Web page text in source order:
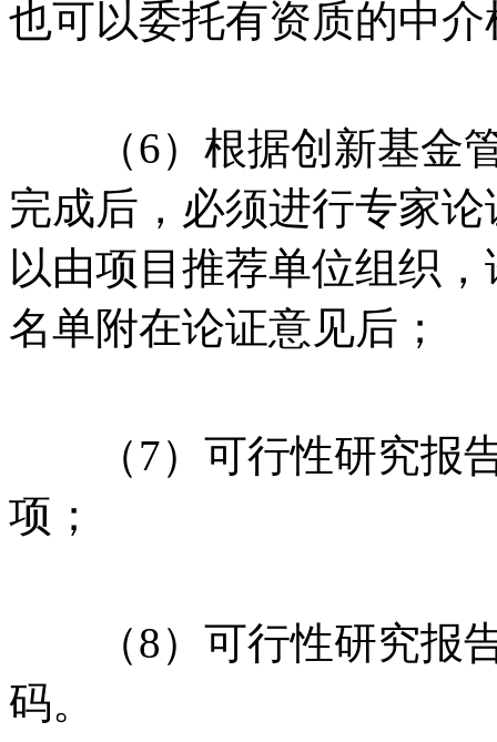
也可以委托有资质的中
（6）根据创新基金管
完成后，必须进行专家
以由项目推荐单位组织
名单附在论证意见后；
（7）可行性研究报告
项；
（8）可行性研究报告
码。